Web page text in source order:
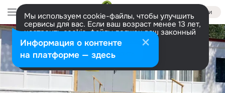
Войти
Мы используем cookie-файлы, чтобы улучшить
сервисы для вас. Если ваш возраст менее 13 лет,
настроить cookie-файлы должен ваш законный
представитель. Больше информации
Разрешить все Настроить
Информация о контенте
на платформе — здесь